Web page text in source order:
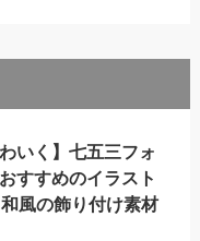
いく】七五三フォ
すすめのイラスト
風の飾り付け素材